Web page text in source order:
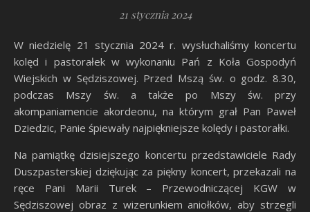
21 stycznia 2024
W niedzielę 21 stycznia 2024 r. wysłuchaliśmy koncertu
kolęd i pastorałek w wykonaniu Pań z Koła Gospodyń
Wiejskich w Sędziszowej. Przed Mszą św. o godz. 8.30,
podczas Mszy św. a także po Mszy św. przy
akompaniamencie akordeonu, na którym grał Pan Paweł
Dziedzic, Panie śpiewały najpiękniejsze kolędy i pastorałki.
Na pamiątkę dzisiejszego koncertu przedstawiciele Rady
Duszpasterskiej dziękując za piękny koncert, przekazali na
ręce Pani Marii Turek – Przewodniczącej KGW w
Sędziszowej obraz z wizerunkiem aniołków, aby strzegli